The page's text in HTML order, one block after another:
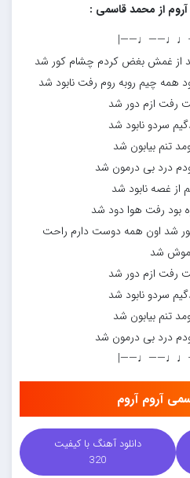
از محمد قاسمی :
شد از غمش بغض کردم چشام کور شد
همه چیم روبه روم رفت نابود شد
رفت ازم دور شد
سردو نابود شد
تنم بیابون شد
درد بی درمون شد
از غصه نابود شد
بود رفت هوا دود شد
شد اون همه دوست دارم راحت
شد
رفت ازم دور شد
سردو نابود شد
تنم بیابون شد
درد بی درمون شد
آروم آروم
دانلود آهنگ با کیفیت
320